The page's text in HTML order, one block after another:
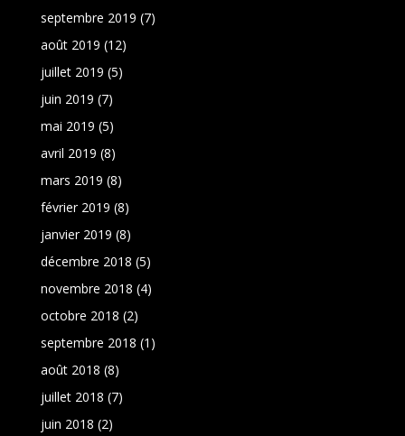
septembre 2019 (7)
août 2019 (12)
juillet 2019 (5)
juin 2019 (7)
mai 2019 (5)
avril 2019 (8)
mars 2019 (8)
février 2019 (8)
janvier 2019 (8)
décembre 2018 (5)
novembre 2018 (4)
octobre 2018 (2)
septembre 2018 (1)
août 2018 (8)
juillet 2018 (7)
juin 2018 (2)